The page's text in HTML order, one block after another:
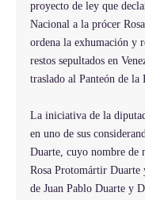
proyecto de ley que
Nacional a la prócer
ordena la exhumación y
restos sepultados en
traslado al Panteón de la
La iniciativa de la
en uno de sus
Duarte, cuyo nombre de
Rosa Protomártir Duarte
de Juan Pablo Duarte y